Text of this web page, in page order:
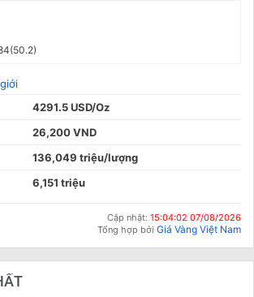
4291.5 USD/Oz
26,200 VND
136,049 triệu/lượng
6,151 triệu
Cập nhật: 15:04:02 07/08/2026
Tổng hợp bởi Giá Vàng Việt Nam